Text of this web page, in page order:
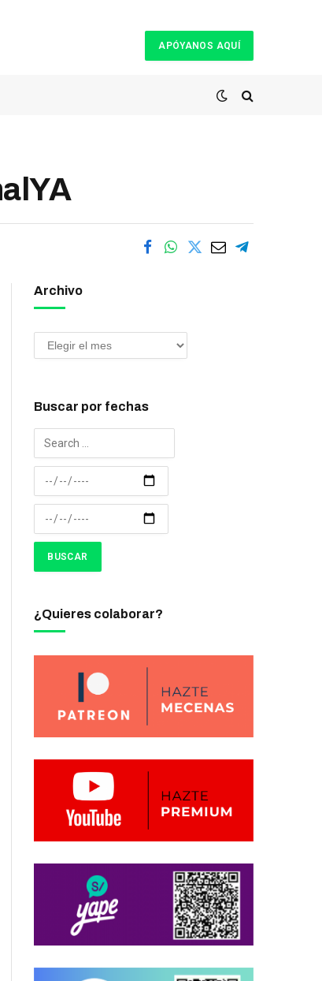
APÓYANOS AQUÍ
Archivo
Buscar por fechas
¿Quieres colaborar?